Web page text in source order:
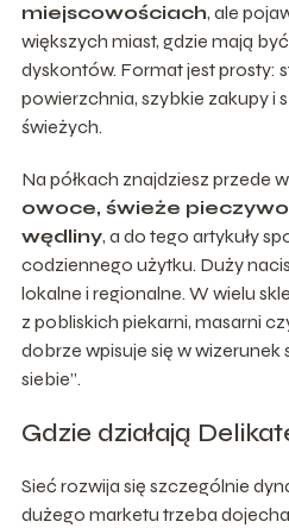
miejscowościach, ale
większych miast, gdzie mają
dyskontów. Format jest prosty:
powierzchnia, szybkie zakupy i
świeżych.
Na półkach znajdziesz przede
owoce, świeże
wędliny, a do tego artykuły
codziennego użytku. Duży
lokalne i regionalne. W wielu
z pobliskich piekarni, masarni
dobrze wpisuje się w wizerunek
siebie”.
Gdzie działają
Sieć rozwija się szczególnie
dużego marketu trzeba